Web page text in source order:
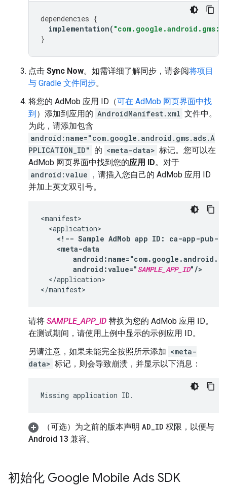
dependencies {
implementation(
}
点击 Sync Now。如需详细了解同步，请参阅将项目
与 Gradle 文件同步。
将您的 AdMob 应用 ID（可在 AdMob 网页界面中找
到）添加到应用的 AndroidManifest.xml 文件中。
为此，请添加包含
android:name="com.google.android.gms.ads.A
PPLICATION_ID"
的 <meta-data> 标记。您可以在
AdMob 网页界面中找到您的应用 ID。对于
android:value
，请插入您自己的 AdMob 应用 ID
并加上英文双引号。
<!-- Sample AdMob app ID:
ca-app-pub-
android:value="SAMPLE_APP_ID"/>
</application>
请将 SAMPLE_APP_ID 替换为您的 AdMob 应用 ID。
在测试期间，请使用上例中显示的示例应用 ID。
另请注意，如果未能完全按照所示添加 <meta-
data> 标记，则会导致崩溃，并显示以下消息：
（可选）为之前的版本声明 AD_ID 权限，以便与
Android 13 兼容。
初始化 Google Mobile Ads SDK